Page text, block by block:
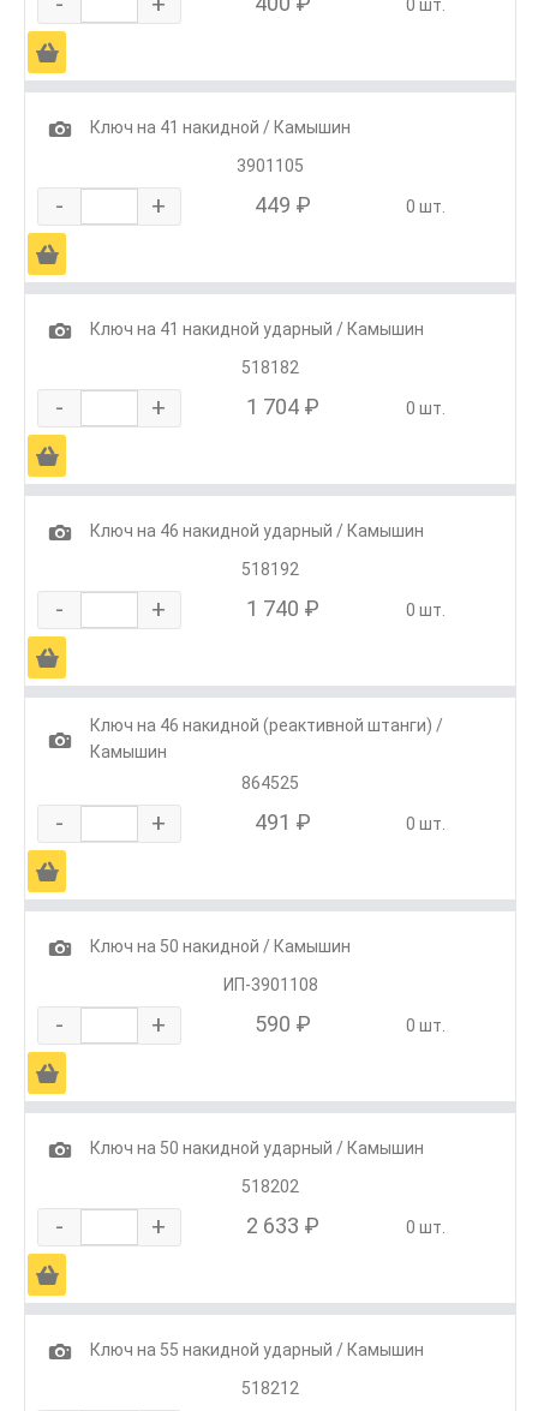
0 шт.
Ä
1
Ключ на 41 накидной / Камышин
3901105
- + 449 ₽ 0 шт.
Ä
1
Ключ на 41 накидной ударный / Камышин
518182
- + 1 704 ₽ 0 шт.
Ä
1
Ключ на 46 накидной ударный / Камышин
518192
- + 1 740 ₽ 0 шт.
Ä
1
Ключ на 46 накидной (реактивной штанги) /
Камышин
864525
- + 491 ₽ 0 шт.
Ä
1
Ключ на 50 накидной / Камышин
ИП-3901108
- + 590 ₽ 0 шт.
Ä
1
Ключ на 50 накидной ударный / Камышин
518202
- + 2 633 ₽ 0 шт.
Ä
1
Ключ на 55 накидной ударный / Камышин
518212